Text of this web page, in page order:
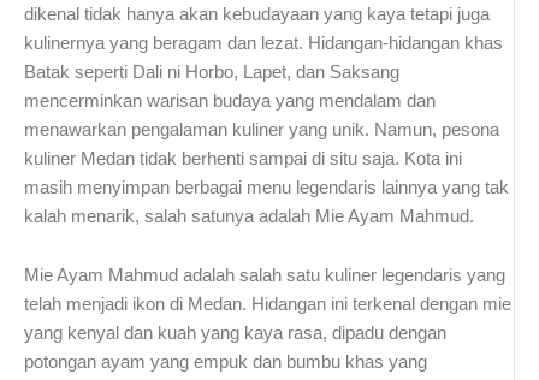
dikenal tidak hanya akan kebudayaan yang kaya tetapi juga
kulinernya yang beragam dan lezat. Hidangan-hidangan khas
Batak seperti Dali ni Horbo, Lapet, dan Saksang
mencerminkan warisan budaya yang mendalam dan
menawarkan pengalaman kuliner yang unik. Namun, pesona
kuliner Medan tidak berhenti sampai di situ saja. Kota ini
masih menyimpan berbagai menu legendaris lainnya yang tak
kalah menarik, salah satunya adalah Mie Ayam Mahmud.
Mie Ayam Mahmud adalah salah satu kuliner legendaris yang
telah menjadi ikon di Medan. Hidangan ini terkenal dengan mie
yang kenyal dan kuah yang kaya rasa, dipadu dengan
potongan ayam yang empuk dan bumbu khas yang